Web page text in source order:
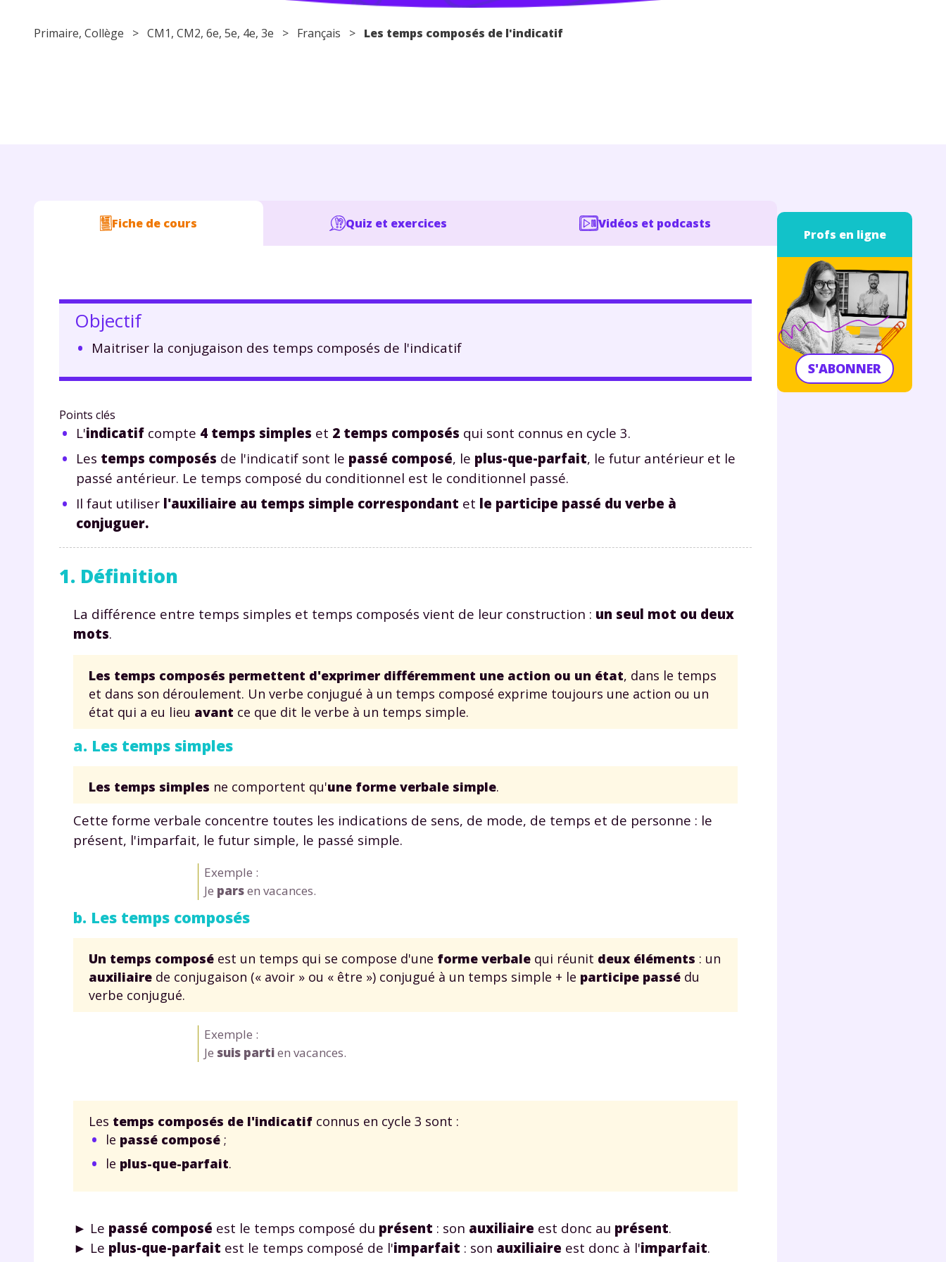
Primaire, Collège > CM1, CM2, 6e, 5e, 4e, 3e > Français > Les temps composés de l'indicatif
Fiche de cours Quiz et exercices Vidéos et podcasts
Objectif
Maitriser la conjugaison des temps composés de l'indicatif
Points clés
L'indicatif compte 4 temps simples et 2 temps composés qui sont connus en cycle 3.
Les temps composés de l'indicatif sont le passé composé, le plus-que-parfait, le futur antérieur et le
passé antérieur. Le temps composé du conditionnel est le conditionnel passé.
Il faut utiliser l'auxiliaire au temps simple correspondant et le participe passé du verbe à
conjuguer.
1. Définition
La différence entre temps simples et temps composés vient de leur construction : un seul mot ou deux
mots.
Les temps composés permettent d'exprimer différemment une action ou un état, dans le temps
et dans son déroulement. Un verbe conjugué à un temps composé exprime toujours une action ou un
état qui a eu lieu avant ce que dit le verbe à un temps simple.
a. Les temps simples
Les temps simples ne comportent qu'une forme verbale simple.
Cette forme verbale concentre toutes les indications de sens, de mode, de temps et de personne : le
présent, l'imparfait, le futur simple, le passé simple.
Exemple :
Je parsen vacances.
b. Les temps composés
Un temps composé est un temps qui se compose d'une forme verbale qui réunit deux éléments : un
auxiliaire de conjugaison (« avoir » ou « être ») conjugué à un temps simple + le participe passé du
verbe conjugué.
Exemple :
Je suis partien vacances.
Les temps composés de l'indicatif connus en cycle 3 sont :
le passé composé ;
le plus-que-parfait.
► Le passé composé est le temps composé du présent : son auxiliaire est donc au présent.
► Le plus-que-parfait est le temps composé de l'imparfait : son auxiliaire est donc à l'imparfait.
Profs en ligne
S'ABONNER
Envie de progresser et de
Fiches de cours et vidéos,
exercices corrigés,
Tout le programme scolaire
du CP à la Terminale